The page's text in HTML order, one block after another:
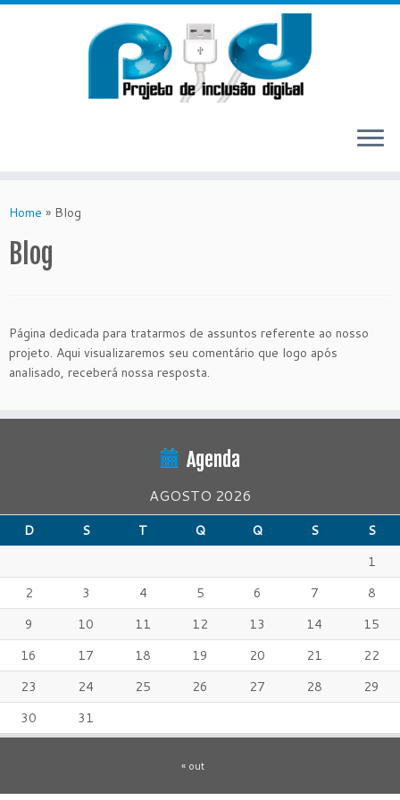
toHome » Blog
Blog
Página dedicada para tratarmos de assuntos referente ao nosso
projeto. Aqui visualizaremos seu comentário que logo após
analisado, receberá nossa resposta.
Agenda
AGOSTO 2026
D S T Q Q S
S
1
2
3 4 5 6 7
8
9
10 11 12 13 14
15
16
17 18 19 20 21
22
23
24 25 26 27 28
29
30
31
« out